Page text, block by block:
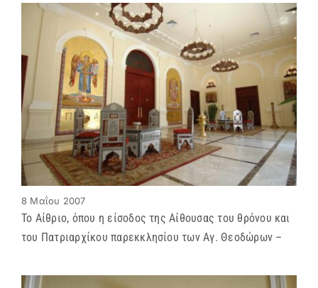
8 Μαΐου 2007
Το Αίθριο, όπου η είσοδος της Αίθουσας του θρόνου και
του Πατριαρχίκου παρεκκλησίου των Αγ. Θεοδώρων –